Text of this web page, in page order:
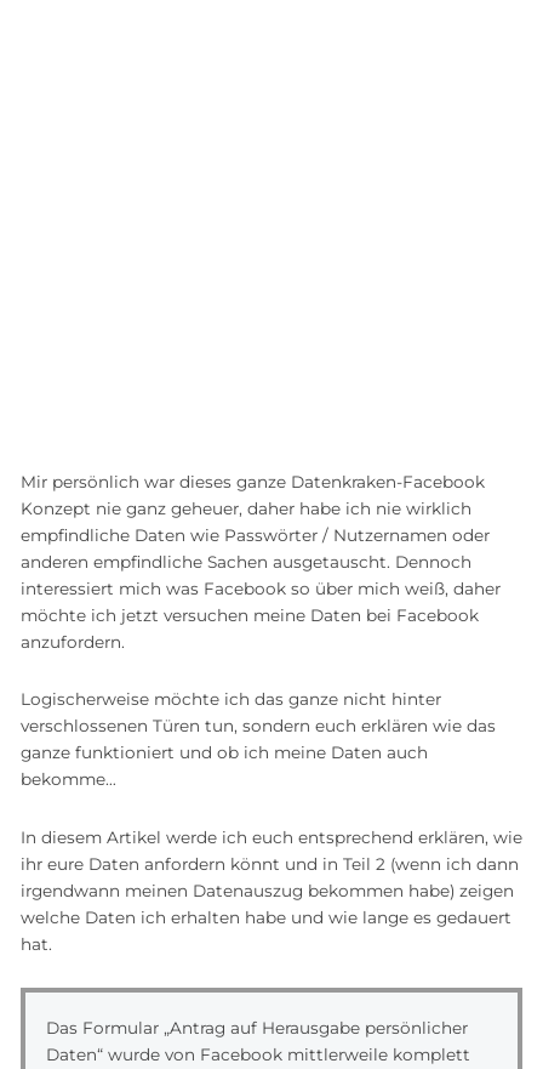
Mir persönlich war dieses ganze Datenkraken-Facebook
Konzept nie ganz geheuer, daher habe ich nie wirklich
empfindliche Daten wie Passwörter / Nutzernamen oder
anderen empfindliche Sachen ausgetauscht. Dennoch
interessiert mich was Facebook so über mich weiß, daher
möchte ich jetzt versuchen meine Daten bei Facebook
anzufordern.
Logischerweise möchte ich das ganze nicht hinter
verschlossenen Türen tun, sondern euch erklären wie das
ganze funktioniert und ob ich meine Daten auch
bekomme…
In diesem Artikel werde ich euch entsprechend erklären, wie
ihr eure Daten anfordern könnt und in Teil 2 (wenn ich dann
irgendwann meinen Datenauszug bekommen habe) zeigen
welche Daten ich erhalten habe und wie lange es gedauert
hat.
Das Formular „Antrag auf Herausgabe persönlicher
Daten“ wurde von Facebook mittlerweile komplett